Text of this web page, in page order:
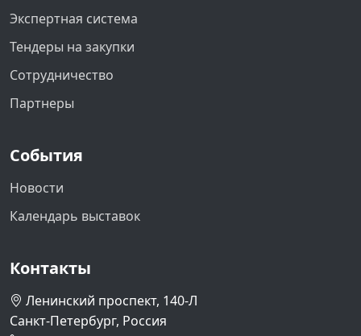
Экспертная система
Тендеры на закупки
Сотрудничество
Партнеры
События
Новости
Календарь выставок
Контакты
Ленинский проспект, 140-Л
Санкт-Петербург, Россия